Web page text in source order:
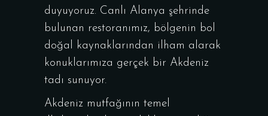
duyuyoruz. Canlı Alanya şehrinde
bulunan restoranımız, bölgenin bol
doğal kaynaklarından ilham alarak
konuklarımıza gerçek bir Akdeniz
tadı sunuyor.
Akdeniz mutfağının temel